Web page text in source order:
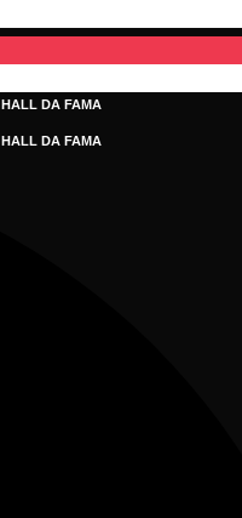
HALL DA FAMA
HALL DA FAMA